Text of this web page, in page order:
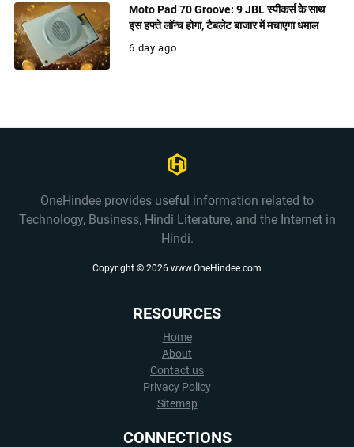
Moto Pad 70 Groove: 9 JBL स्पीकर्स के साथ
इस हफ्ते लॉन्च होगा, टैबलेट बाजार में मचाएगा धमाल
6 day ago
OneHindee provides useful information related to
Technology, Business, Hindi Literature, and the Internet in
Hindi.
Copyright © 2026 www.OneHindee.com
RESOURCES
Home
About
Contact us
Privacy Policy
Sitemap
CONNECTIONS